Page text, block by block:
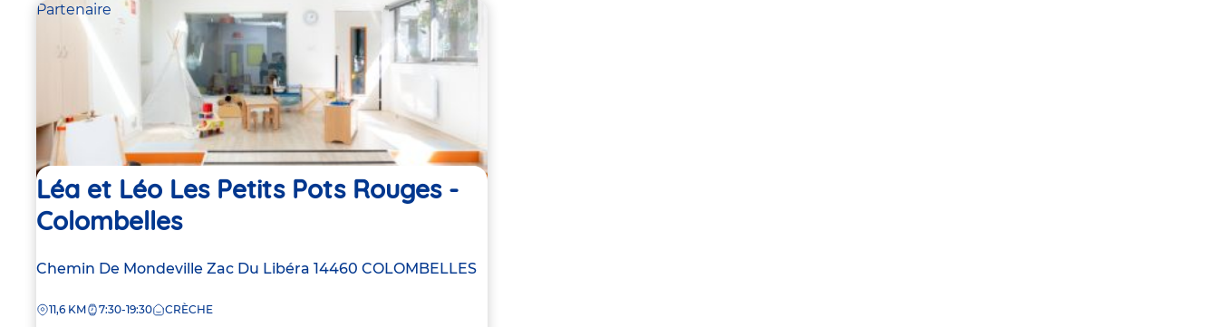
Partenaire
Léa et Léo Les Petits Pots Rouges -
Colombelles
Adresse
la
Chemin De Mondeville Zac Du Libéra 14460 COLOMBELLES
DISTANCE
11,6 KM 7:30-19:30 CRÈCHE